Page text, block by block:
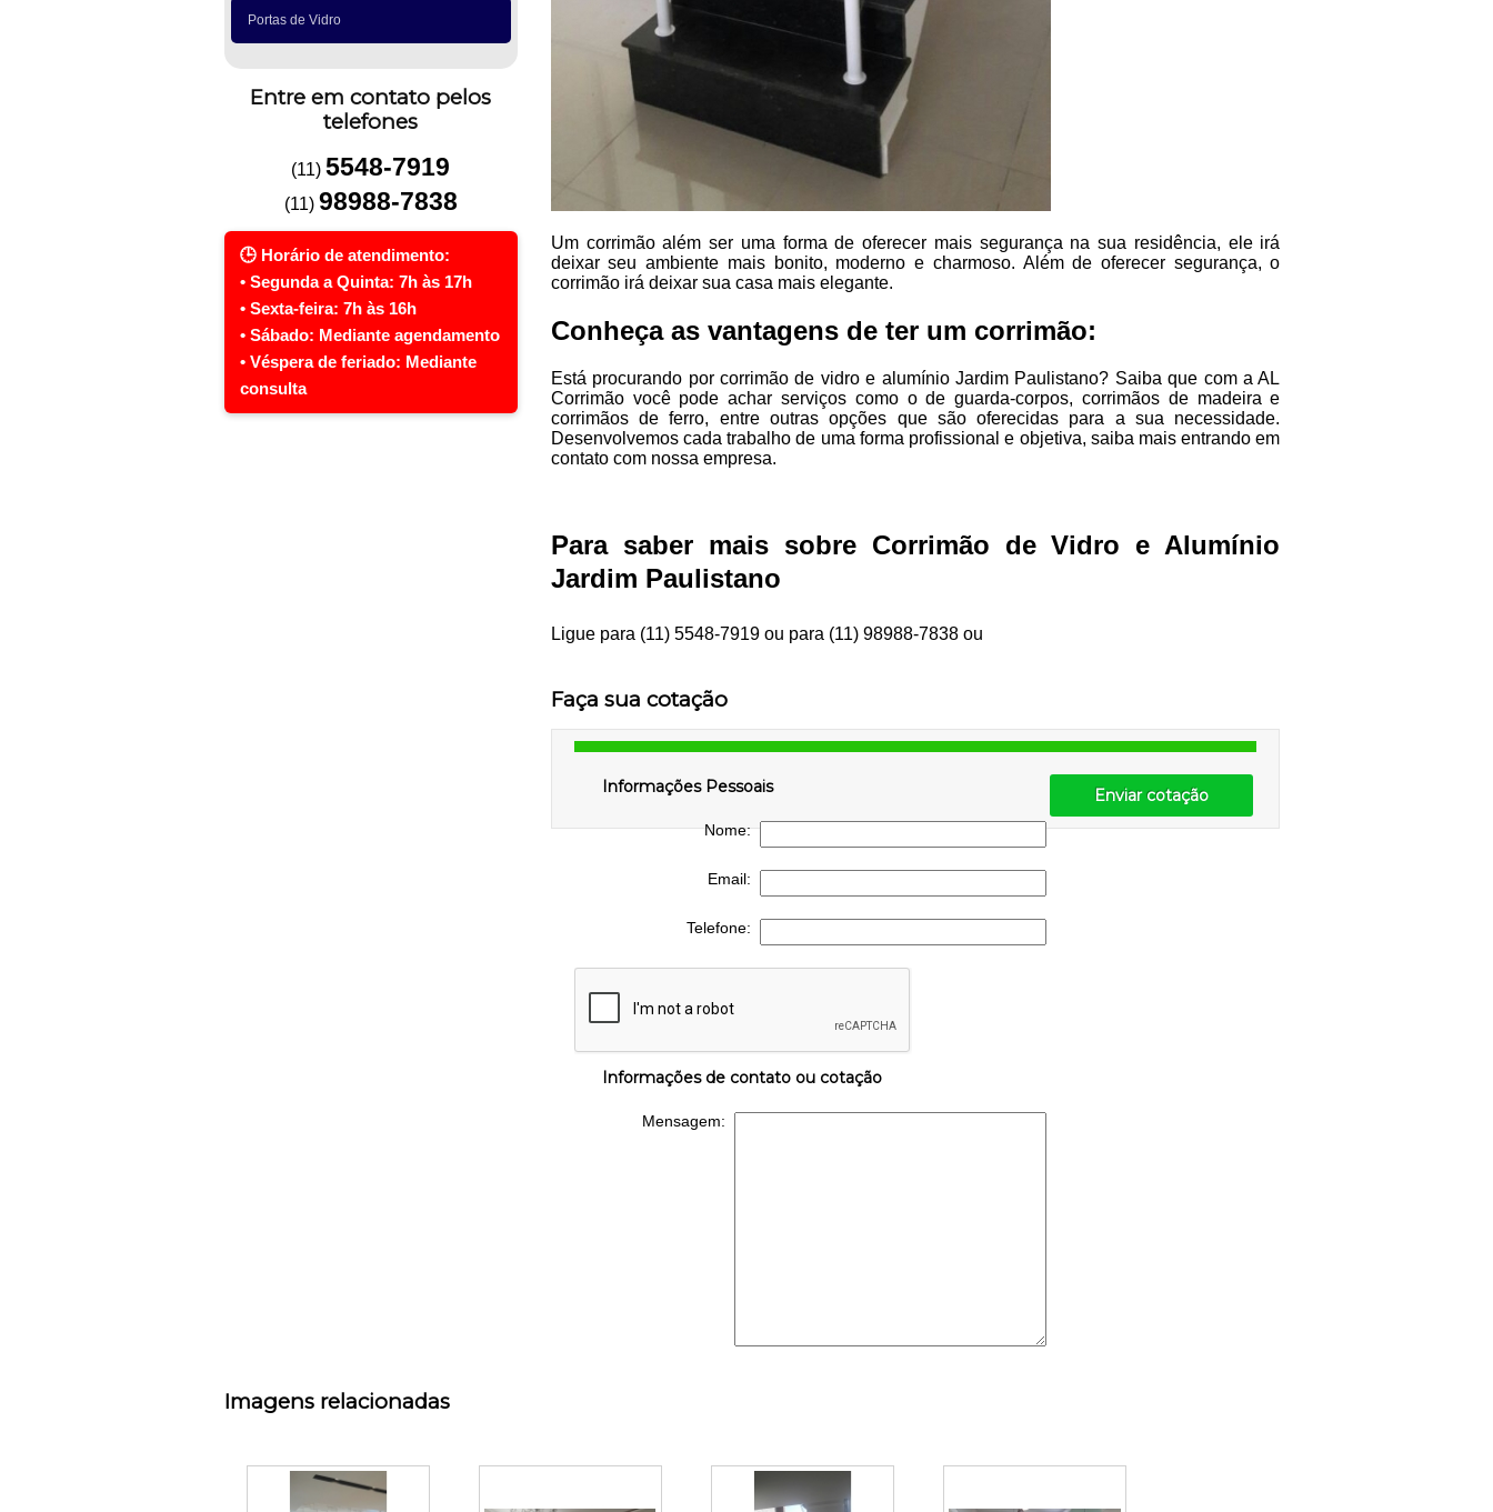
Portas de Vidro
Entre em contato pelos
telefones
(11)5548-7919
(11) 98988-7838
Um corrimão além ser uma forma de oferecer mais segurança na sua residência, ele irá
deixar seu ambiente mais bonito, moderno e charmoso. Além de oferecer segurança, o
corrimão irá deixar sua casa mais elegante.
Conheça as vantagens de ter um corrimão:
Está procurando por corrimão de vidro e alumínio Jardim Paulistano? Saiba que com a AL
Corrimão você pode achar serviços como o de guarda-corpos, corrimãos de madeira e
corrimãos de ferro, entre outras opções que são oferecidas para a sua necessidade.
Desenvolvemos cada trabalho de uma forma profissional e objetiva, saiba mais entrando em
contato com nossa empresa.
Para saber mais sobre Corrimão de Vidro e Alumínio
Jardim Paulistano
Ligue para (11) 5548-7919ou para (11) 98988-7838ou
Faça sua cotação
Informações Pessoais
Nome:
Email:
Telefone:
Informações de contato ou cotação
Mensagem:
Enviar cotação
Imagens relacionadas